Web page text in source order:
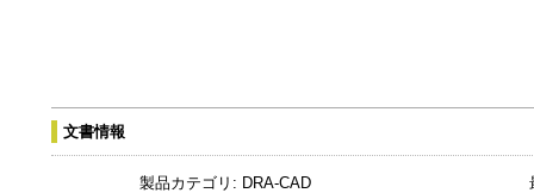
文書情報
製品カテゴリ: DRA-CAD